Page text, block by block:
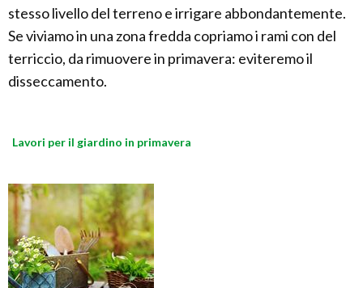
stesso livello del terreno e irrigare abbondantemente.
Se viviamo in una zona fredda copriamo i rami con del
terriccio, da rimuovere in primavera: eviteremo il
disseccamento.
Lavori per il giardino in primavera